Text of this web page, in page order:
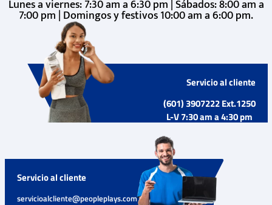
Lunes a viernes: 7:30 am a 6:30 pm | Sábados: 8:00 am a
7:00 pm | Domingos y festivos 10:00 am a 6:00 pm.
Servicio al cliente
(601) 3907222 Ext.1250
L-V 7:30 am a 4:30 pm
Servicio al cliente
servicioalcliente@peopleplays.com